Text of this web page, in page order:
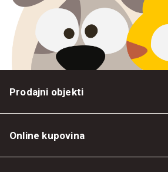
Prodajni objekti
Online kupovina